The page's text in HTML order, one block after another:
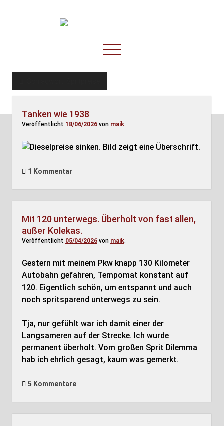
TruckOnline.de
open
menu
facebook
threadslinkedin
Disposition
Tanken wie 1938
Veröffentlicht 18/06/2026von maik.
1 Kommentar
Mit 120 unterwegs. Überholt von fast allen,
außer Kolekas.
Veröffentlicht 05/04/2026von maik.
Gestern mit meinem Pkw knapp 130 Kilometer
Autobahn gefahren, Tempomat konstant auf
120. Eigentlich schön, um entspannt und auch
noch spritsparend unterwegs zu sein.
Tja, nur gefühlt war ich damit einer der
Langsameren auf der Strecke. Ich wurde
permanent überholt. Vom großen Sprit Dilemma
hab ich ehrlich gesagt, kaum was gemerkt.
5 Kommentare